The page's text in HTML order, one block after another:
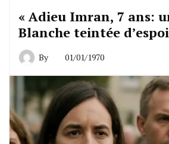
« Adieu Imran, 7 ans:
Blanche teintée
By 01/01/1970